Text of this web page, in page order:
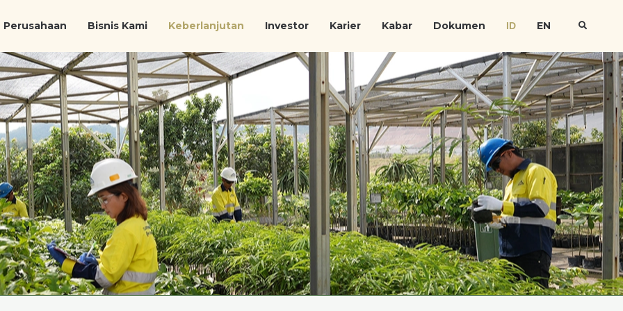
Perusahaan Bisnis Kami Keberlanjutan Investor Karier Kabar Dokumen ID EN